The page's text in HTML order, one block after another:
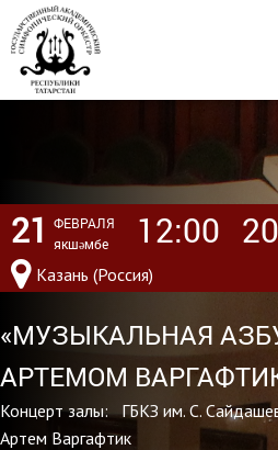
21
ФЕВРАЛЯ
якшәмбе
12:00
Казань (Россия)
«МУЗЫКАЛЬНАЯ
АРТЕМОМ
Концерт залы: ГБКЗ им. С.
Артем Варгафтик